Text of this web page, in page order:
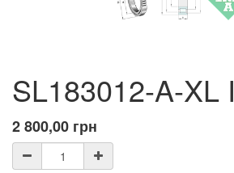
SL183012-A-XL
2 800,00 грн